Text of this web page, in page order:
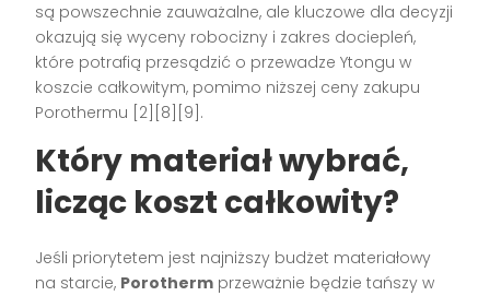
są powszechnie zauważalne, ale kluczowe dla decyzji
okazują się wyceny robocizny i zakres dociepleń,
które potrafią przesądzić o przewadze Ytongu w
koszcie całkowitym, pomimo niższej ceny zakupu
Porothermu [2][8][9].
Który materiał wybrać,
licząc koszt całkowity?
Jeśli priorytetem jest najniższy budżet materiałowy
na starcie, Porotherm przeważnie będzie tańszy w